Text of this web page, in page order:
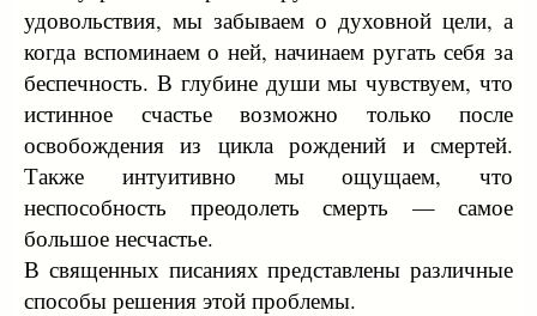
удовольствия, мы забываем о духовной цели, а
когда вспоминаем о ней, начинаем ругать себя за
беспечность. В глубине души мы чувствуем, что
истинное счастье возможно только после
освобождения из цикла рождений и смертей.
Также интуитивно мы ощущаем, что
неспособность преодолеть смерть — самое
большое несчастье.
В священных писаниях представлены различные
способы решения этой проблемы.